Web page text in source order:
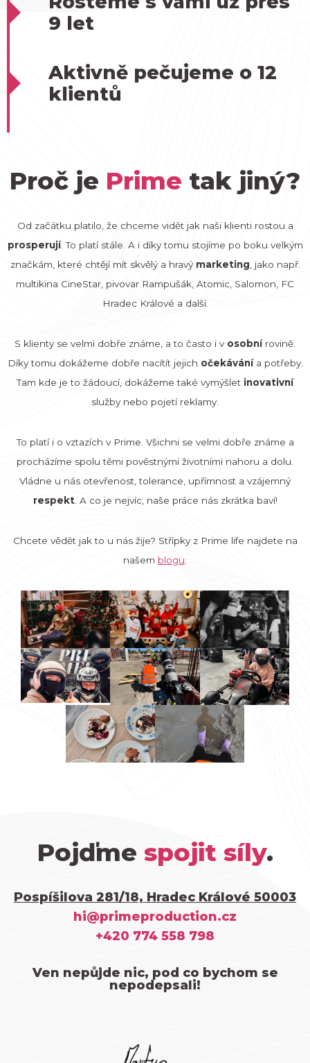
9 let
Aktivně pečujeme o 12
klientů
Proč je Prime tak jiný?
Od začátku platilo, že chceme vidět jak naši klienti rostou a
prosperují. To platí stále. A i díky tomu stojíme po boku velkým
značkám, které chtějí mít skvělý a hravý marketing , jako např.
multikina CineStar, pivovar Rampušák, Atomic, Salomon, FC
Hradec Králové a další.
S klienty se velmi dobře známe, a to často i v osobnírovině.
Díky tomu dokážeme dobře nacítít jejich očekávánía potřeby.
Tam kde je to žádoucí, dokážeme také vymýšlet inovativní
služby nebo pojetí reklamy.
To platí i o vztazích v Prime. Všichni se velmi dobře známe a
procházíme spolu těmi pověstnými životními nahoru a dolu.
Vládne u nás otevřenost, tolerance, upřímnost a vzájemný
respekt. A co je nejvíc, naše práce nás zkrátka baví!
Chcete vědět jak to u nás žije? Střípky z Prime life najdete na
našem blogu
Pojďme spojit síly.
Pospíšilova 281/18, Hradec Králové 50003
hi@primeproduction.cz
+420 774 558 798
Ven nepůjde nic, pod co bychom se
nepodepsali!